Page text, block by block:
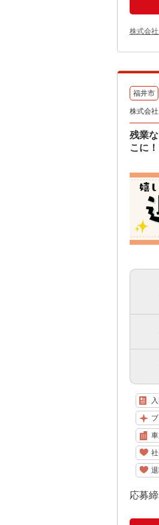
株式会
福井市
株式会
残業
こに！
応募